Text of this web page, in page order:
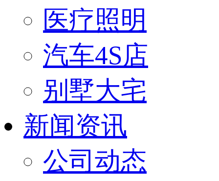
医疗照明
汽车4S店
别墅大宅
新闻资讯
公司动态